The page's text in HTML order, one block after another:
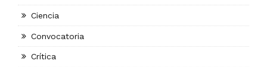
Ciencia
Convocatoria
Crítica